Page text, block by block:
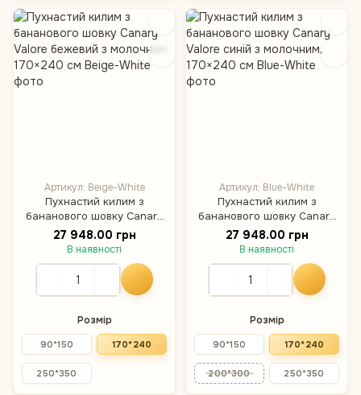
Артикул: Beige-White
Пухнастий килим з
бананового шовку Canary
Valore бежевий з
молочним, 170×240 см
27 948.00 грн
В наявності
Розмір
90*150 170*240
250*350
Артикул: Blue-White
Пухнастий килим з
бананового шовку Canary
Valore синій з молочним,
170×240 см
27 948.00 грн
В наявності
Розмір
90*150 170*240
200*300 250*350